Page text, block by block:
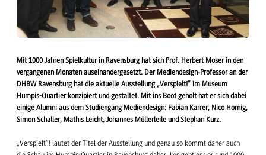
Mit 1000 Jahren Spielkultur in Ravensburg hat sich Prof. Herbert Moser in den
vergangenen Monaten auseinandergesetzt. Der Mediendesign-Professor an der
DHBW Ravensburg hat die aktuelle Ausstellung „Verspielt!“ im Museum
Humpis-Quartier konzipiert und gestaltet. Mit ins Boot geholt hat er sich dabei
einige Alumni aus dem Studiengang Mediendesign: Fabian Karrer, Nico Hornig,
Simon Schaller, Mathis Leicht, Johannes Müllerleile und Stephan Kurz.
„Verspielt“! lautet der Titel der Ausstellung und genau so kommt daher auch